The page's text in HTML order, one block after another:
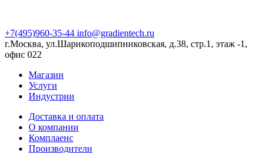
+7(495)960-35-44 info@gradientech.ru
г.Москва, ул.Шарикоподшипниковская, д.38, стр.1, этаж -1,
офис 022
Магазин
Услуги
Индустрии
Доставка и оплата
О компании
Комплаенс
Производители